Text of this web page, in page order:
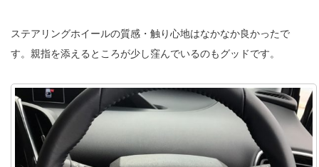
ステアリングホイールの質感・触り心地はなかなか良かったで
す。親指を添えるところが少し窪んでいるのもグッドです。